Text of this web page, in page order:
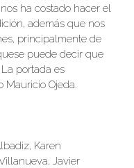
ha costado hacer el
además que nos
principalmente de
puede decir que
portada es
Mauricio Ojeda.
Karen
Javier